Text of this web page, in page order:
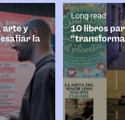
arte y
la
10 libros
Long read